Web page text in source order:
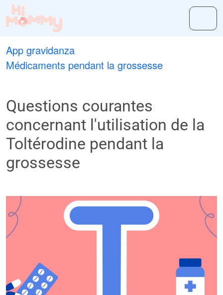
App gravidanza
Médicaments pendant la grossesse
Questions courantes
concernant l'utilisation de la
Toltérodine pendant la
grossesse